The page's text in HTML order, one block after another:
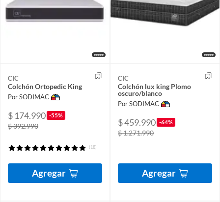
CIC
Colchón Ortopedic King
Por SODIMAC
$ 174.990 -55%
$ 392.990
(18)
Agregar
CIC
Colchón lux king Plomo
oscuro/blanco
Por SODIMAC
$ 459.990 -64%
$ 1.271.990
Agregar